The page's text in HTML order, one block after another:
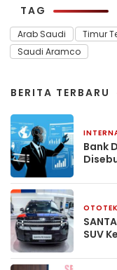
TAG
Arab Saudi Timur
Saudi Aramco
BERITA TERBARU
Bank
SUV